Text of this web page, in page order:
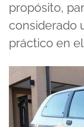
propósito,
considerado
práctico en